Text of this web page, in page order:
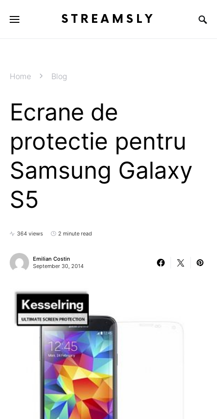
STREAMSLY
Home Blog
Ecrane de
protectie pentru
Samsung Galaxy
S5
364 views 2 minute read
Emilian Costin
September 30, 2014